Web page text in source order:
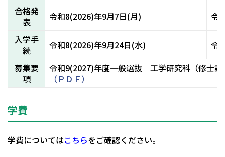
合格発
表
令和8(2026)年9月7日(月)
令
入学手
続
令和8(2026)年9月24日(水)
令
募集要
項
令和9(2027)年度一般選抜 工学研究科（修士
（ＰＤＦ）
学費
学費についてはこちらをご確認ください。